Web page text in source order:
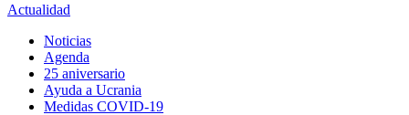
Actualidad
Noticias
Agenda
25 aniversario
Ayuda a Ucrania
Medidas COVID-19